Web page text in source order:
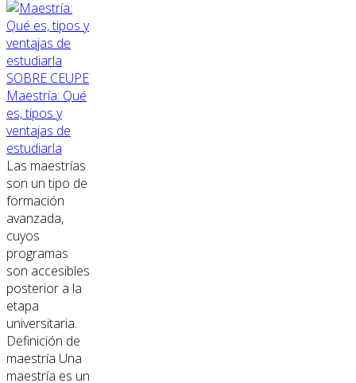
SOBRE CEUPE
Maestría: Qué
es, tipos y
ventajas de
estudiarla
Las maestrías
son un tipo de
formación
avanzada,
cuyos
programas
son accesibles
posterior a la
etapa
universitaria.
Definición de
maestría Una
maestría es un